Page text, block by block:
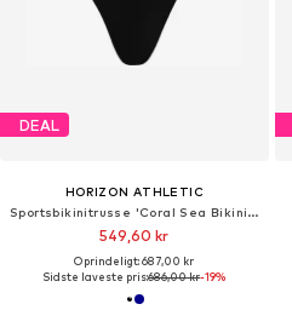
DEAL
HORIZON ATHLETIC
Sportsbikinitrusse 'Coral Sea Bikini Bottom Luna'
549,60 kr
Oprindeligt: 687,00 kr
Sidste laveste pris:686,00 kr-19%